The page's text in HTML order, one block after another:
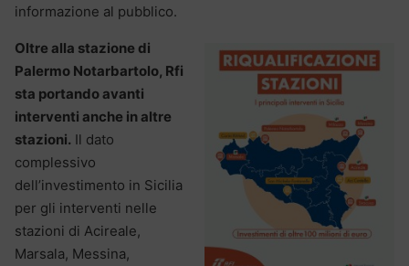
informazione al pubblico.
Oltre alla stazione di
Palermo Notarbartolo, Rfi
sta portando avanti
interventi anche in altre
stazioni. Il dato
complessivo
dell’investimento in Sicilia
per gli interventi nelle
stazioni di Acireale,
Marsala, Messina,